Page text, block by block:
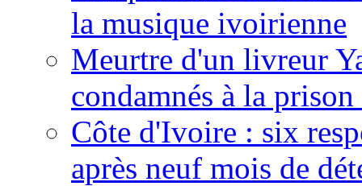
la musique ivoirienne
Meurtre d'un livreur
condamnés à la
Côte d'Ivoire : six
après neuf mois de